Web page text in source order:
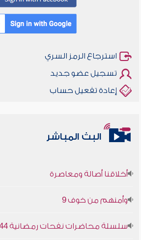
استرجاع الرمز السري
تسجيل عضو جديد
إعادة تفعيل حساب
البث المباشر
أخلاقنا أصالة ومعاصرة
وأمنهم من خوف 9